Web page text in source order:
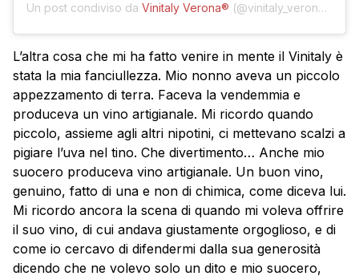
Un post condiviso da Vinitaly Verona® (@vinitaly_verona) in data:
L’altra cosa che mi ha fatto venire in mente il Vinitaly è
stata la mia fanciullezza. Mio nonno aveva un piccolo
appezzamento di terra. Faceva la vendemmia e
produceva un vino artigianale. Mi ricordo quando
piccolo, assieme agli altri nipotini, ci mettevano scalzi a
pigiare l’uva nel tino. Che divertimento… Anche mio
suocero produceva vino artigianale. Un buon vino,
genuino, fatto di una e non di chimica, come diceva lui.
Mi ricordo ancora la scena di quando mi voleva offrire
il suo vino, di cui andava giustamente orgoglioso, e di
come io cercavo di difendermi dalla sua generosità
dicendo che ne volevo solo un dito e mio suocero,